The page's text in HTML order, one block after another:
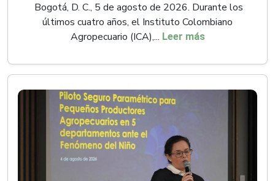
Bogotá, D. C., 5 de agosto de 2026. Durante los
últimos cuatro años, el Instituto Colombiano
Agropecuario (ICA),... Leer más